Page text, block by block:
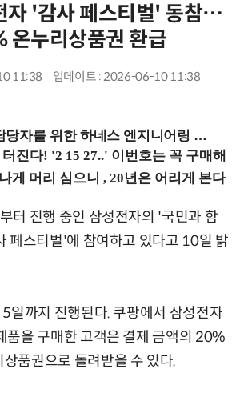
자 '감사 페스티벌' 동참…
온누리상품권 환급
11:38 업데이트 : 2026-06-10 11:38
한 하네스 엔지니어링 입문과정 (8/20 신논현역)
터 진행 중인 삼성전자의 '국민과 함
페스티벌'에 참여하고 있다고 10일 밝
일까지 진행된다. 쿠팡에서 삼성전자
품을 구매한 고객은 결제 금액의 20%
품권으로 돌려받을 수 있다.